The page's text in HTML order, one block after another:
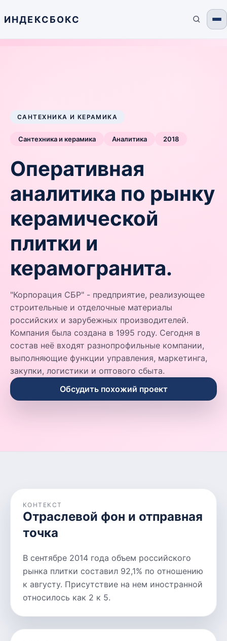
ИНДЕКСБОКС
САНТЕХНИКА И КЕРАМИКА
Сантехника и керамика Аналитика 2018
Оперативная
аналитика по рынку
керамической
плитки и
керамогранита.
"Корпорация СБР" - предприятие, реализующее
строительные и отделочные материалы
российских и зарубежных производителей.
Компания была создана в 1995 году. Сегодня в
состав неё входят разнопрофильные компании,
выполняющие функции управления, маркетинга,
закупки, логистики и оптового сбыта.
Обсудить похожий проект
КОНТЕКСТ
Отраслевой фон и отправная
точка
В сентябре 2014 года объем российского
рынка плитки составил 92,1% по отношению
к августу. Присутствие на нем иностранной
относилось как 2 к 5.